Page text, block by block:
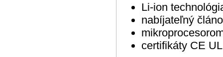
Li-ion
nabíjateľný
certifikáty CE